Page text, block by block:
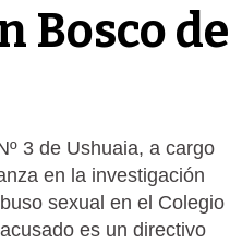
Bosco de
3 de Ushuaia, a cargo
en la investigación
sexual en el Colegio
es un directivo